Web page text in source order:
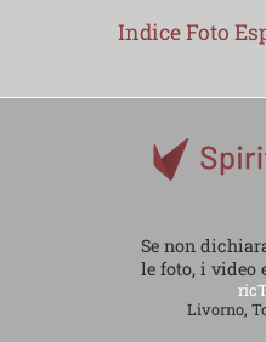
Indice Foto
Se non
le foto, i video
Livorno,